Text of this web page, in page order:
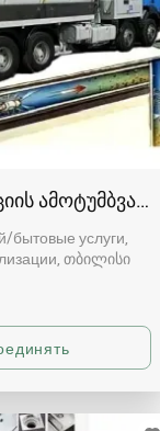
ამოტუმბვა,
бытовые услуги,
თბილისი